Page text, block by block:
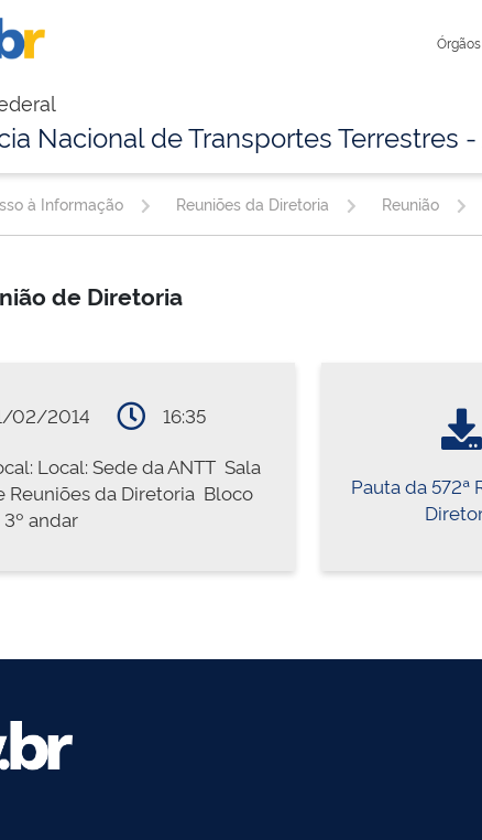
Nacional de Transportes Terrestres
à Informação Reuniões da Diretoria Reunião
de Diretoria
02/2014
16:35
Local: Sede da ANTT  Sala
Reuniões da Diretoria  Bloco
3º andar
Pauta da 572ª